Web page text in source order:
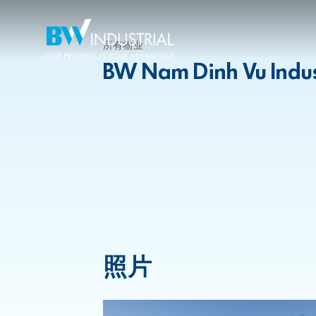
所有物业
BW Nam Dinh Vu
照片